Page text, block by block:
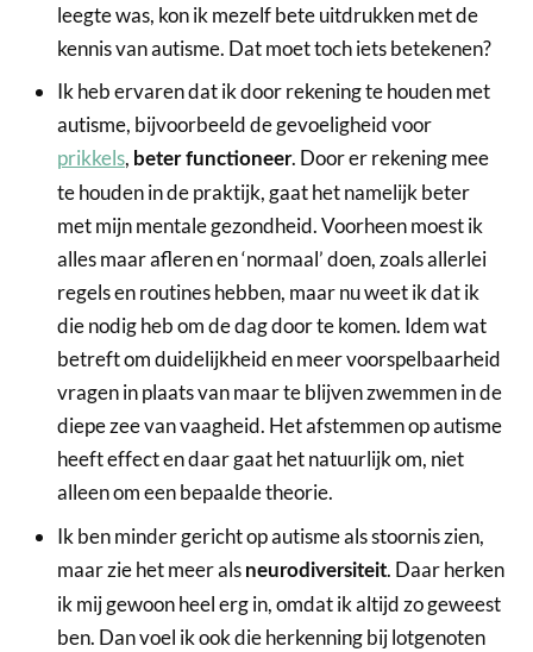
leegte was, kon ik mezelf bete uitdrukken met de
kennis van autisme. Dat moet toch iets betekenen?
Ik heb ervaren dat ik door rekening te houden met
autisme, bijvoorbeeld de gevoeligheid voor
prikkels, beter functioneer. Door er rekening mee
te houden in de praktijk, gaat het namelijk beter
met mijn mentale gezondheid. Voorheen moest ik
alles maar afleren en ‘normaal’ doen, zoals allerlei
regels en routines hebben, maar nu weet ik dat ik
die nodig heb om de dag door te komen. Idem wat
betreft om duidelijkheid en meer voorspelbaarheid
vragen in plaats van maar te blijven zwemmen in de
diepe zee van vaagheid. Het afstemmen op autisme
heeft effect en daar gaat het natuurlijk om, niet
alleen om een bepaalde theorie.
Ik ben minder gericht op autisme als stoornis zien,
maar zie het meer als neurodiversiteit. Daar herken
ik mij gewoon heel erg in, omdat ik altijd zo geweest
ben. Dan voel ik ook die herkenning bij lotgenoten